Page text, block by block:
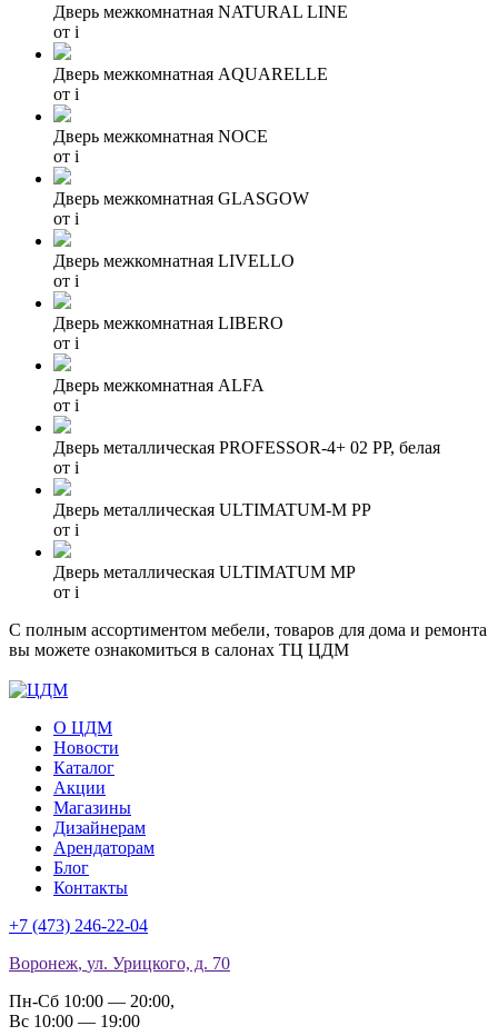
Дверь межкомнатная NATURAL LINE
от i
Дверь межкомнатная AQUARELLE
от i
Дверь межкомнатная NOCE
от i
Дверь межкомнатная GLASGOW
от i
Дверь межкомнатная LIVELLO
от i
Дверь межкомнатная LIBERO
от i
Дверь межкомнатная ALFA
от i
Дверь металлическая PROFESSOR-4+ 02 PP, белая
от i
Дверь металлическая ULTIMATUM-M PP
от i
Дверь металлическая ULTIMATUM MP
от i
С полным ассортиментом мебели, товаров для дома и ремонта
вы можете ознакомиться в салонах ТЦ ЦДМ
О ЦДМ
Новости
Каталог
Акции
Магазины
Дизайнерам
Арендаторам
Блог
Контакты
+7 (473) 246-22-04
Воронеж, ул. Урицкого, д. 70
Пн-Сб 10:00 — 20:00,
Вс 10:00 — 19:00